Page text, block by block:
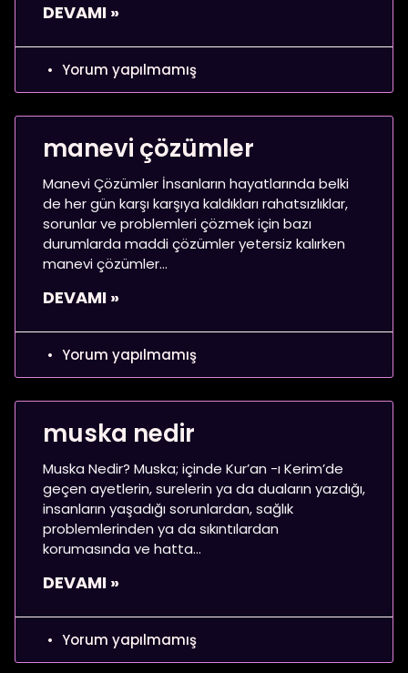
DEVAMI »
Yorum yapılmamış
manevi çözümler
Manevi Çözümler İnsanların hayatlarında belki
de her gün karşı karşıya kaldıkları rahatsızlıklar,
sorunlar ve problemleri çözmek için bazı
durumlarda maddi çözümler yetersiz kalırken
manevi çözümler
DEVAMI »
Yorum yapılmamış
muska nedir
Muska Nedir? Muska; içinde Kur’an -ı Kerim’de
geçen ayetlerin, surelerin ya da duaların yazdığı,
insanların yaşadığı sorunlardan, sağlık
problemlerinden ya da sıkıntılardan
korumasında ve hatta
DEVAMI »
Yorum yapılmamış